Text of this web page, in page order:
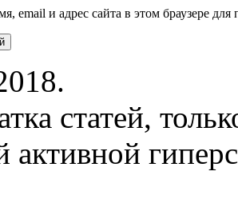
email и адрес сайта в этом браузере
статей,
активной